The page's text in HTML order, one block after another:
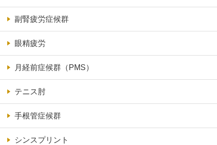
副腎疲労症候群
眼精疲労
月経前症候群（PMS）
テニス肘
手根管症候群
シンスプリント